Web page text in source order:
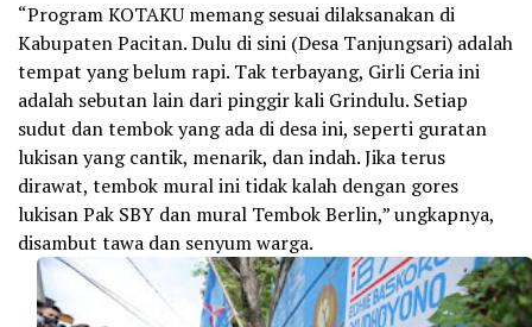
“Program KOTAKU memang sesuai dilaksanakan di
Kabupaten Pacitan. Dulu di sini (Desa Tanjungsari) adalah
tempat yang belum rapi. Tak terbayang, Girli Ceria ini
adalah sebutan lain dari pinggir kali Grindulu. Setiap
sudut dan tembok yang ada di desa ini, seperti guratan
lukisan yang cantik, menarik, dan indah. Jika terus
dirawat, tembok mural ini tidak kalah dengan gores
lukisan Pak SBY dan mural Tembok Berlin,” ungkapnya,
disambut tawa dan senyum warga.